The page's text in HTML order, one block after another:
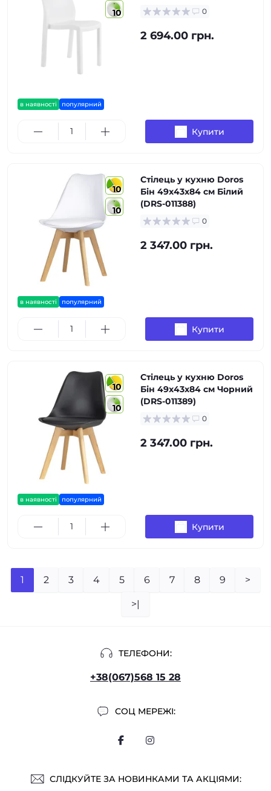
10
в наявності популярний
0
2 694.00 грн.
Купити
10
10
в наявності популярний
Стілець у кухню Doros
Бін 49х43х84 см Білий
(DRS-011388)
0
2 347.00 грн.
Купити
10
10
в наявності популярний
Стілець у кухню Doros
Бін 49х43х84 см Чорний
(DRS-011389)
0
2 347.00 грн.
Купити
1 2 3 4 5 6 7 8 9 >
>|
ТЕЛЕФОНИ:
+38(067)568 15 28
СОЦ МЕРЕЖІ:
СЛІДКУЙТЕ ЗА НОВИНКАМИ ТА АКЦІЯМИ: